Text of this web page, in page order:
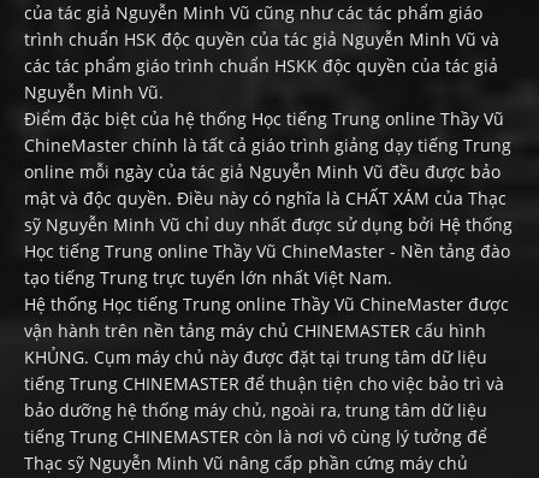
của tác giả Nguyễn Minh Vũ cũng như các tác phẩm giáo
trình chuẩn HSK độc quyền của tác giả Nguyễn Minh Vũ và
các tác phẩm giáo trình chuẩn HSKK độc quyền của tác giả
Nguyễn Minh Vũ.
Điểm đặc biệt của hệ thống Học tiếng Trung online Thầy Vũ
ChineMaster chính là tất cả giáo trình giảng dạy tiếng Trung
online mỗi ngày của tác giả Nguyễn Minh Vũ đều được bảo
mật và độc quyền. Điều này có nghĩa là CHẤT XÁM của Thạc
sỹ Nguyễn Minh Vũ chỉ duy nhất được sử dụng bởi Hệ thống
Học tiếng Trung online Thầy Vũ ChineMaster - Nền tảng đào
tạo tiếng Trung trực tuyến lớn nhất Việt Nam.
Hệ thống Học tiếng Trung online Thầy Vũ ChineMaster được
vận hành trên nền tảng máy chủ CHINEMASTER cấu hình
KHỦNG. Cụm máy chủ này được đặt tại trung tâm dữ liệu
tiếng Trung CHINEMASTER để thuận tiện cho việc bảo trì và
bảo dưỡng hệ thống máy chủ, ngoài ra, trung tâm dữ liệu
tiếng Trung CHINEMASTER còn là nơi vô cùng lý tưởng để
Thạc sỹ Nguyễn Minh Vũ nâng cấp phần cứng máy chủ